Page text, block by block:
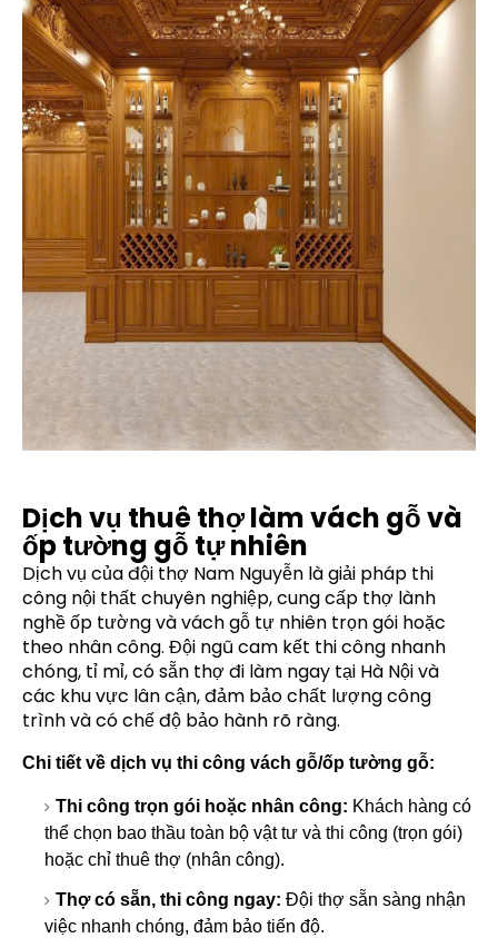
Dịch vụ thuê thợ làm vách gỗ và
ốp tường gỗ tự nhiên
Dịch vụ của đội thợ Nam Nguyễn là giải pháp thi
công nội thất chuyên nghiệp, cung cấp thợ lành
nghề ốp tường và vách gỗ tự nhiên trọn gói hoặc
theo nhân công. Đội ngũ cam kết thi công nhanh
chóng, tỉ mỉ, có sẵn thợ đi làm ngay tại Hà Nội và
các khu vực lân cận, đảm bảo chất lượng công
trình và có chế độ bảo hành rõ ràng.
Chi tiết về dịch vụ thi công vách gỗ/ốp tường gỗ:
Thi công trọn gói hoặc nhân công: Khách hàng có
thể chọn bao thầu toàn bộ vật tư và thi công (trọn gói)
hoặc chỉ thuê thợ (nhân công).
Thợ có sẵn, thi công ngay: Đội thợ sẵn sàng nhận
việc nhanh chóng, đảm bảo tiến độ.